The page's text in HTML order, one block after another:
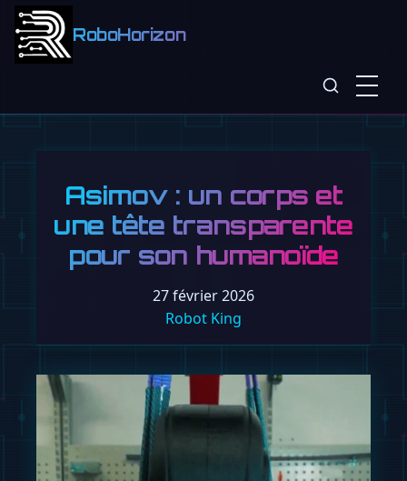
RoboHorizon
Asimov : un corps et
une tête transparente
pour son humanoïde
27 février 2026
Robot King